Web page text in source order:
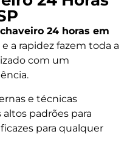
chaveiro 24 horas em
e a rapidez fazem toda a
com um
e técnicas
padrões para
para qualquer